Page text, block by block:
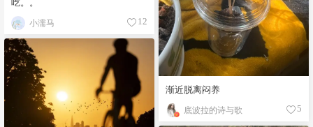
小濡马 12
渐近脱离闷养
底波拉的诗与歌 5